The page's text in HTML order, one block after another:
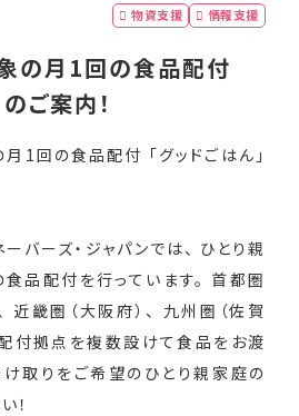
物資支援 情報支援
の月1回の食品配付
ご案内！
バーズ・ジャパンでは、 ひとり親
品配付を行っています。 首都圏
近畿圏（大阪府）、 九州圏（佐賀
付拠点を複数設けて食品をお渡
け取りをご希望のひとり親家庭の
！